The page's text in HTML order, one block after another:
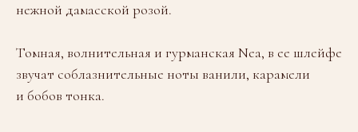
нежной дамасской розой.
Томная, волнительная и гурманская Nea, в ее шлейфе
звучат соблазнительные ноты ванили, карамели
и бобов тонка.